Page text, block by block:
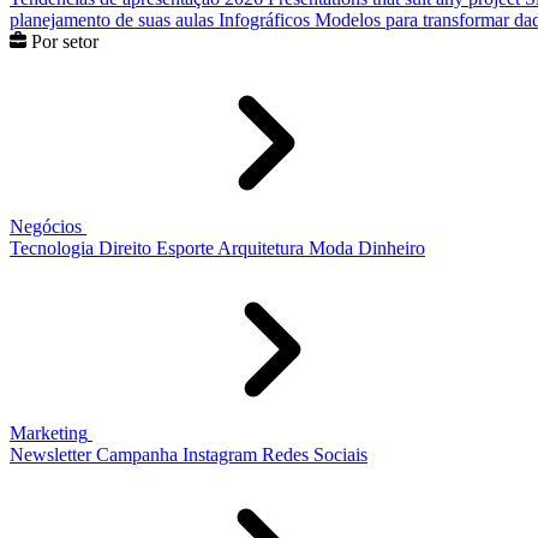
planejamento de suas aulas Infográficos Modelos para transformar
Por setor
Negócios
Tecnologia Direito Esporte Arquitetura Moda Dinheiro
Marketing
Newsletter Campanha Instagram Redes Sociais